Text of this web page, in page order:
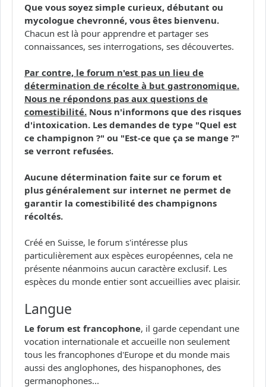
Que vous soyez simple curieux, débutant ou
mycologue chevronné, vous êtes bienvenu.
Chacun est là pour apprendre et partager ses
connaissances, ses interrogations, ses découvertes.
Par contre, le forum n'est pas un lieu de
détermination de récolte à but gastronomique.
Nous ne répondons pas aux questions de
comestibilité. Nous n'informons que des risques
d'intoxication. Les demandes de type "Quel est
ce champignon ?" ou "Est-ce que ça se mange ?"
se verront refusées.
Aucune détermination faite sur ce forum et
plus généralement sur internet ne permet de
garantir la comestibilité des champignons
récoltés.
Créé en Suisse, le forum s'intéresse plus
particulièrement aux espèces européennes, cela ne
présente néanmoins aucun caractère exclusif. Les
espèces du monde entier sont accueillies avec plaisir.
Langue
Le forum est francophone, il garde cependant une
vocation internationale et accueille non seulement
tous les francophones d'Europe et du monde mais
aussi des anglophones, des hispanophones, des
germanophones...